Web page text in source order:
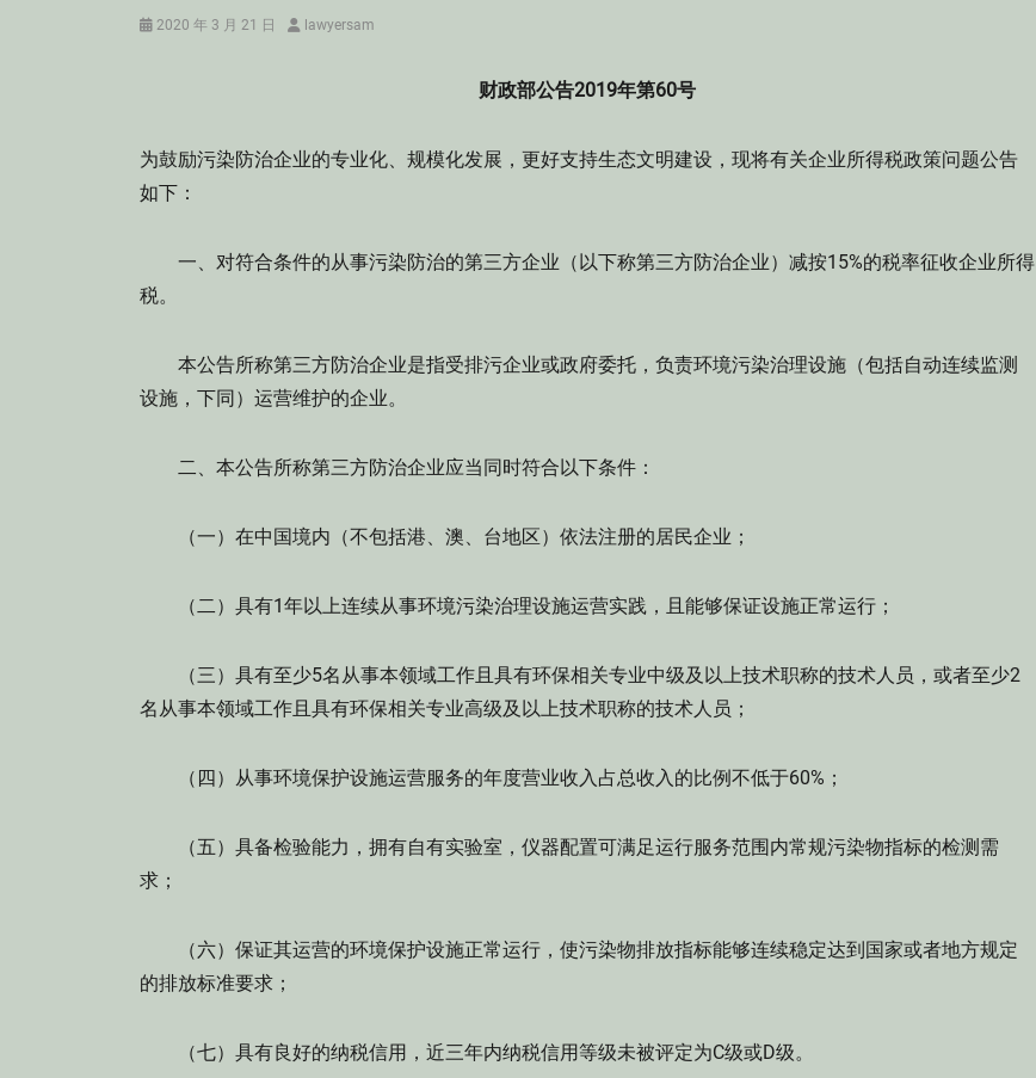
Posted
2020 年 3 月 21 日 Authorlawyersam
财政部公告2019年第60号
为鼓励污染防治企业的专业化、规模化发展，更好支持生态文明建设，现将有关企业所得税政策问题公告
如下：
一、对符合条件的从事污染防治的第三方企业（以下称第三方防治企业）减按15%的税率征收企业所得
税。
本公告所称第三方防治企业是指受排污企业或政府委托，负责环境污染治理设施（包括自动连续监测
设施，下同）运营维护的企业。
二、本公告所称第三方防治企业应当同时符合以下条件：
（一）在中国境内（不包括港、澳、台地区）依法注册的居民企业；
（二）具有1年以上连续从事环境污染治理设施运营实践，且能够保证设施正常运行；
（三）具有至少5名从事本领域工作且具有环保相关专业中级及以上技术职称的技术人员，或者至少2
名从事本领域工作且具有环保相关专业高级及以上技术职称的技术人员；
（四）从事环境保护设施运营服务的年度营业收入占总收入的比例不低于60%；
（五）具备检验能力，拥有自有实验室，仪器配置可满足运行服务范围内常规污染物指标的检测需
求；
（六）保证其运营的环境保护设施正常运行，使污染物排放指标能够连续稳定达到国家或者地方规定
的排放标准要求；
（七）具有良好的纳税信用，近三年内纳税信用等级未被评定为C级或D级。